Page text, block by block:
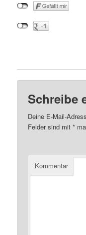
Schreibe
Deine E-Mail-
Felder sind mit*
Kommentar